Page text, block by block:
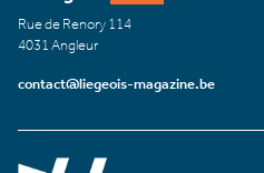
Rue de Renory 114
4031 Angleur
contact@liegeois-magazine.be